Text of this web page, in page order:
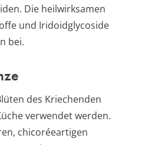
Die heilwirksamen
und Iridoidglycoside
bei.
des Kriechenden
verwendet werden.
chicoréeartigen